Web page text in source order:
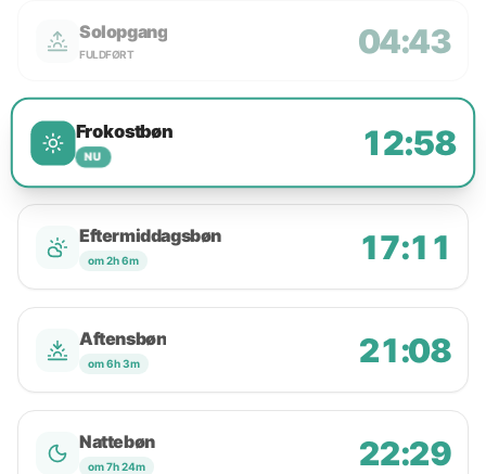
Solopgang
FULDFØRT 04:43
Frokostbøn
NU 12:58
Eftermiddagsbøn
om 2h 6m 17:11
Aftensbøn
om 6h 3m 21:08
Nattebøn
om 7h 24m 22:29